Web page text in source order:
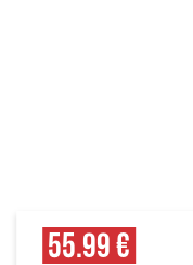
55.99 €